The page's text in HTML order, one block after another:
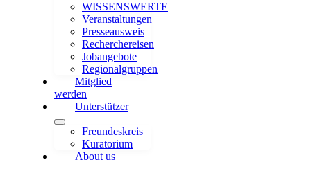
WISSENSWERTE
Veranstaltungen
Presseausweis
Recherchereisen
Jobangebote
Regionalgruppen
Mitglied
werden
Unterstützer
Freundeskreis
Kuratorium
About us